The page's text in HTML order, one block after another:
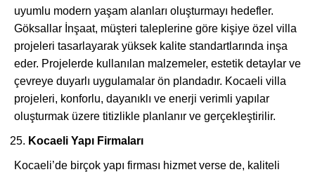
uyumlu modern yaşam alanları oluşturmayı hedefler.
Göksallar İnşaat, müşteri taleplerine göre kişiye özel villa
projeleri tasarlayarak yüksek kalite standartlarında inşa
eder. Projelerde kullanılan malzemeler, estetik detaylar ve
çevreye duyarlı uygulamalar ön plandadır. Kocaeli villa
projeleri, konforlu, dayanıklı ve enerji verimli yapılar
oluşturmak üzere titizlikle planlanır ve gerçekleştirilir.
Kocaeli Yapı Firmaları
Kocaeli’de birçok yapı firması hizmet verse de, kaliteli